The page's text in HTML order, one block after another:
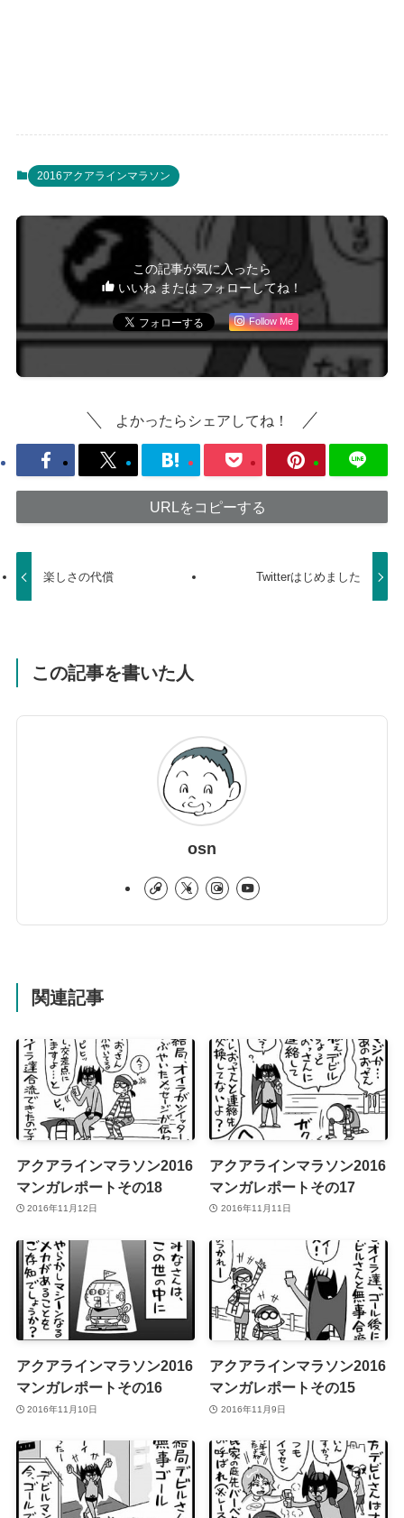
2016アクアラインマラソン
この記事が気に入ったら
いいね または フォローしてね！
Follow Me
よかったらシェアしてね！
URLをコピーする
楽しさの代償 Twitterはじめました
この記事を書いた人
osn
関連記事
アクアラインマラソン2016
マンガレポートその18
2016年11月12日
アクアラインマラソン2016
マンガレポートその17
2016年11月11日
アクアラインマラソン2016
マンガレポートその16
2016年11月10日
アクアラインマラソン2016
マンガレポートその15
2016年11月9日